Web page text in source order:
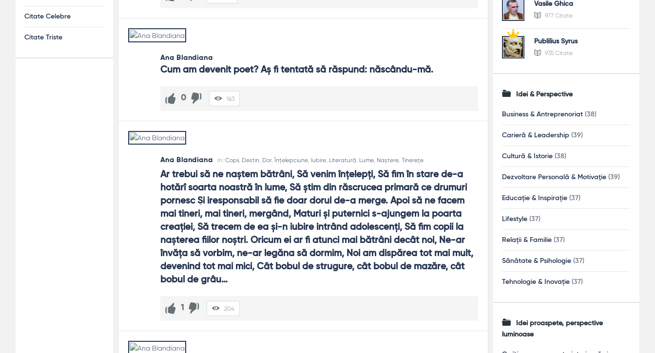
Ana Blandiana
Cum am devenit poet? Aş fi tentată să răspund: născându-mă.
0 163
Ana Blandiana In:Copii, Destin, Dor, Înțelepciune, Iubire, Literatură, Lume, Naștere,Tinerețe
Ar trebui să ne naştem bătrâni, Să venim înţelepţi, Să fim în stare de-a
hotărî soarta noastră în lume, Să ştim din răscrucea primară ce drumuri
pornesc Şi iresponsabil să fie doar dorul de-a merge. Apoi să ne facem
mai tineri, mai tineri, mergând, Maturi şi puternici s-ajungem la poarta
creaţiei, Să trecem de ea şi-n iubire intrând adolescenţi, Să fim copii la
naşterea fiilor noştri. Oricum ei ar fi atunci mai bătrâni decât noi, Ne-ar
învăţa să vorbim, ne-ar legăna să dormim, Noi am dispărea tot mai mult,
devenind tot mai mici, Cât bobul de strugure, cât bobul de mazăre, cât
bobul de grâu…
1 204
Vasile Ghica
977 Citate
Publilius Syrus
935 Citate
Idei & Perspective
Business & Antreprenoriat (38)
Carieră & Leadership (39)
Cultură & Istorie (38)
Dezvoltare Personală & Motivație (39)
Educație & Inspirație (37)
Lifestyle (37)
Relații & Familie (37)
Sănătate & Psihologie (37)
Tehnologie & Inovație (37)
Idei proaspete, perspective
luminoase
Citate Celebre
Citate Triste